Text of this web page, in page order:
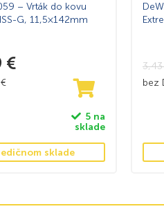
– Vrták do kovu
G, 11,5×142mm
€
€
5 na
sklade
sklade
bez